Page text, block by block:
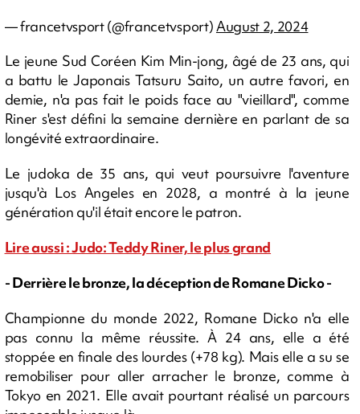
— francetvsport (@francetvsport) August 2, 2024
Le jeune Sud Coréen Kim Min-jong, âgé de 23 ans, qui
a battu le Japonais Tatsuru Saito, un autre favori, en
demie, n'a pas fait le poids face au "vieillard", comme
Riner s'est défini la semaine dernière en parlant de sa
longévité extraordinaire.
Le judoka de 35 ans, qui veut poursuivre l'aventure
jusqu'à Los Angeles en 2028, a montré à la jeune
génération qu'il était encore le patron.
Lire aussi : Judo: Teddy Riner, le plus grand
- Derrière le bronze, la déception de Romane Dicko -
Championne du monde 2022, Romane Dicko n'a elle
pas connu la même réussite. À 24 ans, elle a été
stoppée en finale des lourdes (+78 kg). Mais elle a su se
remobiliser pour aller arracher le bronze, comme à
Tokyo en 2021. Elle avait pourtant réalisé un parcours